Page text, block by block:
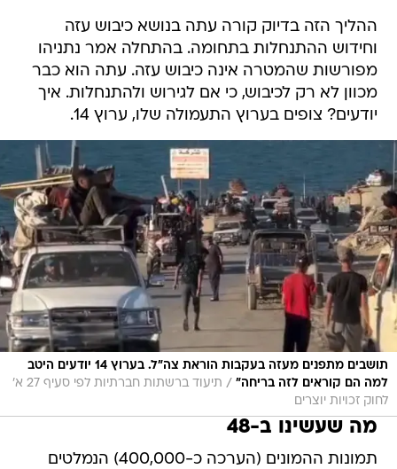
ההליך הזה בדיוק קורה עתה בנושא כיבוש עזה
וחידוש ההתנחלות בתחומה. בהתחלה אמר נתניהו
מפורשות שהמטרה אינה כיבוש עזה. עתה הוא כבר
מכוון לא רק לכיבוש, כי אם לגירוש ולהתנחלות. איך
יודעים? צופים בערוץ התעמולה שלו, ערוץ 14.
תושבים מתפנים מעזה בעקבות הוראת צה"ל. בערוץ 14 יודעים היטב
למה הם קוראים לזה בריחה" /
תיעוד ברשתות חברתיות לפי סעיף 27 א'
לחוק זכויות יוצרים
מה שעשינו ב-48
תמונות ההמונים (הערכה כ-400,000) הנמלטים